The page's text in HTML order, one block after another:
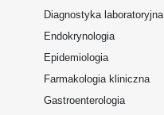
Diagnostyka laboratoryjna
Endokrynologia
Epidemiologia
Farmakologia kliniczna
Gastroenterologia